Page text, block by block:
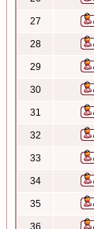
27
28
29
30
31
32
33
34
35
36